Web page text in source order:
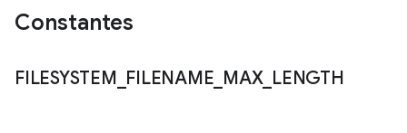
Constantes
FILESYSTEM FILENAME MAX_ LENGTH